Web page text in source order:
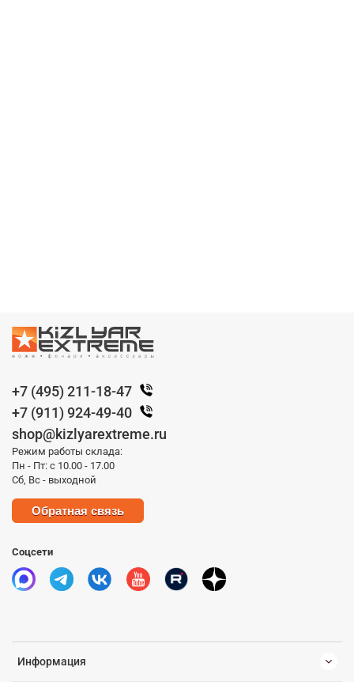
Информация
+7 (495) 211-18-47
+7 (911) 924-49-40
shop@kizlyarextreme.ru
Режим работы склада:
Пн - Пт: с 10.00 - 17.00
Сб, Вс - выходной
Обратная связь
Соцсети